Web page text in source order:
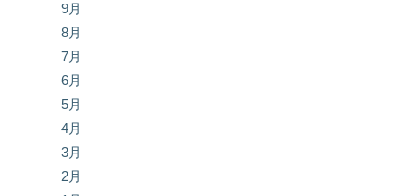
9月
8月
7月
6月
5月
4月
3月
2月